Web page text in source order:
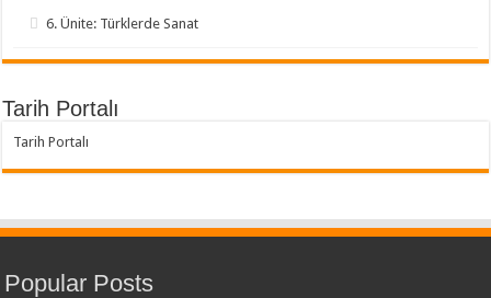
6. Ünite: Türklerde Sanat
Tarih Portalı
Tarih Portalı
Popular Posts